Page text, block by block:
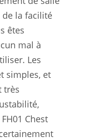
de la facilité
êtes
mal à
Les
simples, et
très
Chest